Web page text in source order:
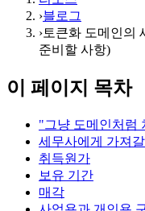
›블로그
›토큰화 도메인의
준비할 사항)
이 페이지 목차
"그냥 도메인처럼
세무사에게 가져
취득원가
보유 기간
매각